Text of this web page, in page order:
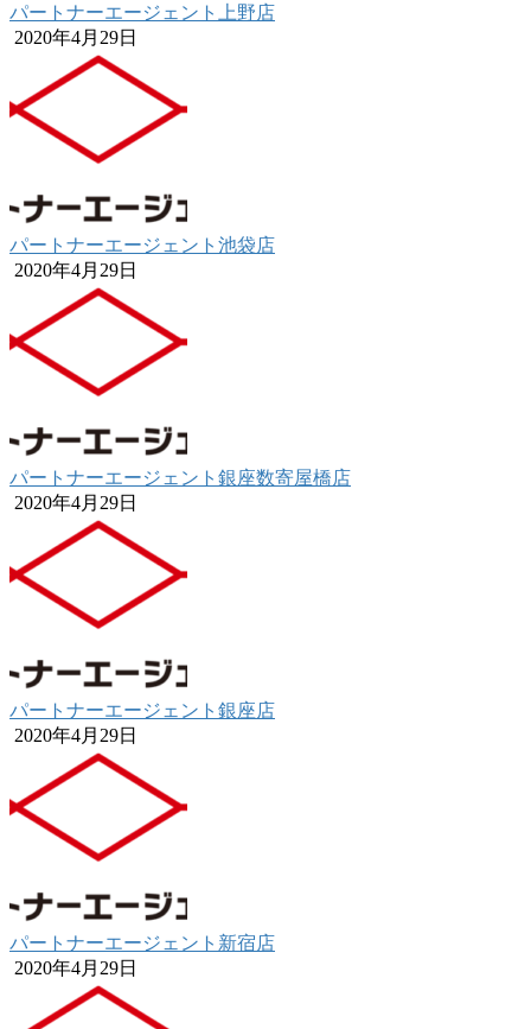
パートナーエージェント上野店
2020年4月29日
パートナーエージェント池袋店
2020年4月29日
パートナーエージェント銀座数寄屋橋店
2020年4月29日
パートナーエージェント銀座店
2020年4月29日
パートナーエージェント新宿店
2020年4月29日